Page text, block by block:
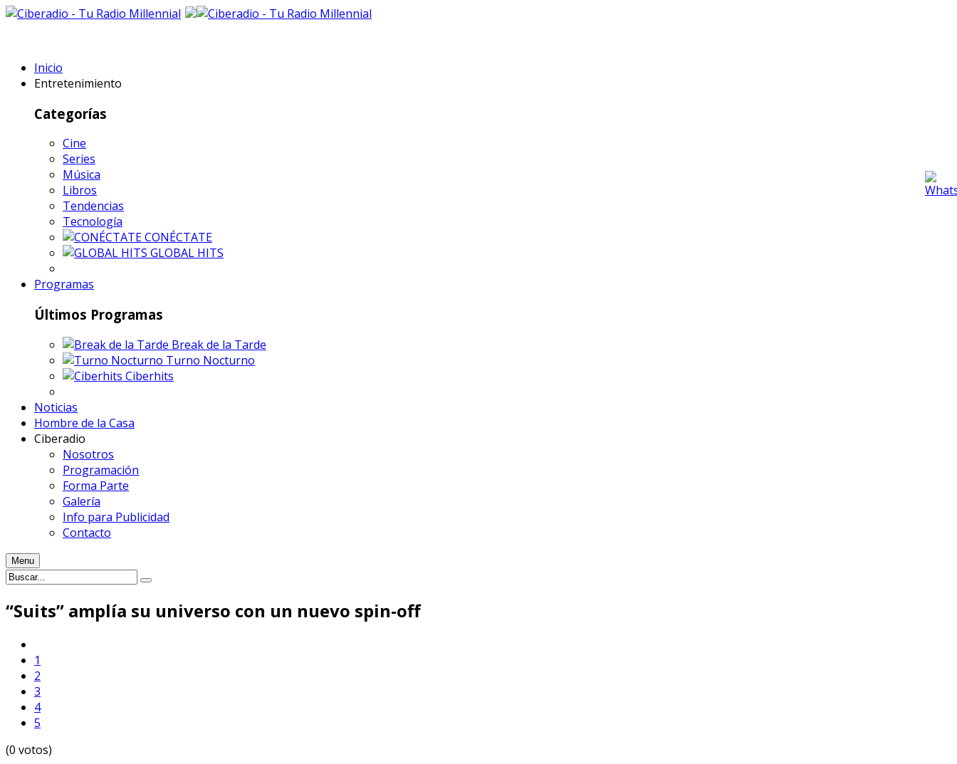
Inicio
Entretenimiento
Categorías
Cine
Series
Música
Libros
Tendencias
Tecnología
CONÉCTATE
GLOBAL HITS
Programas
Últimos Programas
Break de la Tarde
Turno Nocturno
Ciberhits
Noticias
Hombre de la Casa
Ciberadio
Nosotros
Programación
Forma Parte
Galería
Info para Publicidad
Contacto
Menu
“Suits” amplía su universo con un nuevo spin-off
1
2
3
4
5
(0 votos)